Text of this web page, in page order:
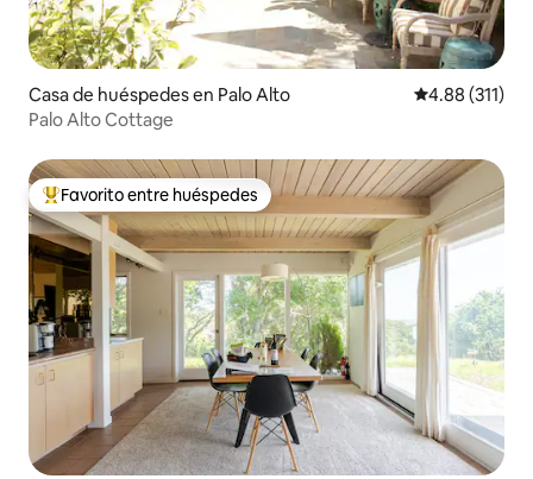
Casa de huéspedes en Palo Alto Calificación
4.88 (311)
Palo Alto Cottage
Favorito entre huéspedes preferido
Favorito entre huéspedes